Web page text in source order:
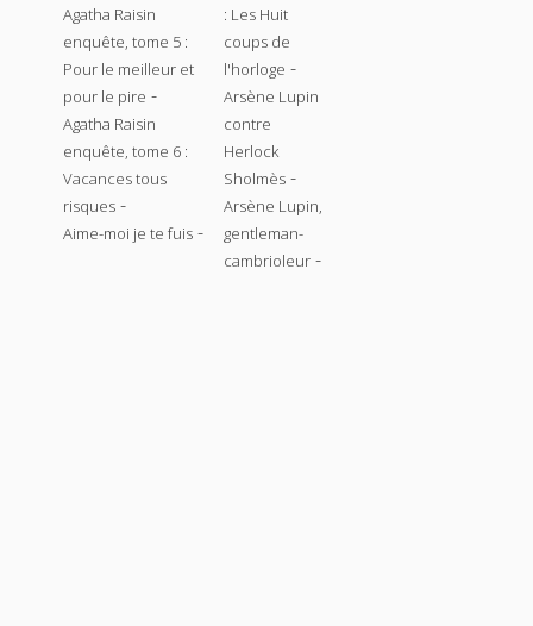
Agatha Raisin
enquête, tome 5 :
Pour le meilleur et
pour le pire -
Agatha Raisin
enquête, tome 6 :
Vacances tous
risques -
Aime-moi je te fuis -
: Les Huit
coups de
l'horloge -
Arsène Lupin
contre
Herlock
Sholmès -
Arsène Lupin,
gentleman-
cambrioleur -